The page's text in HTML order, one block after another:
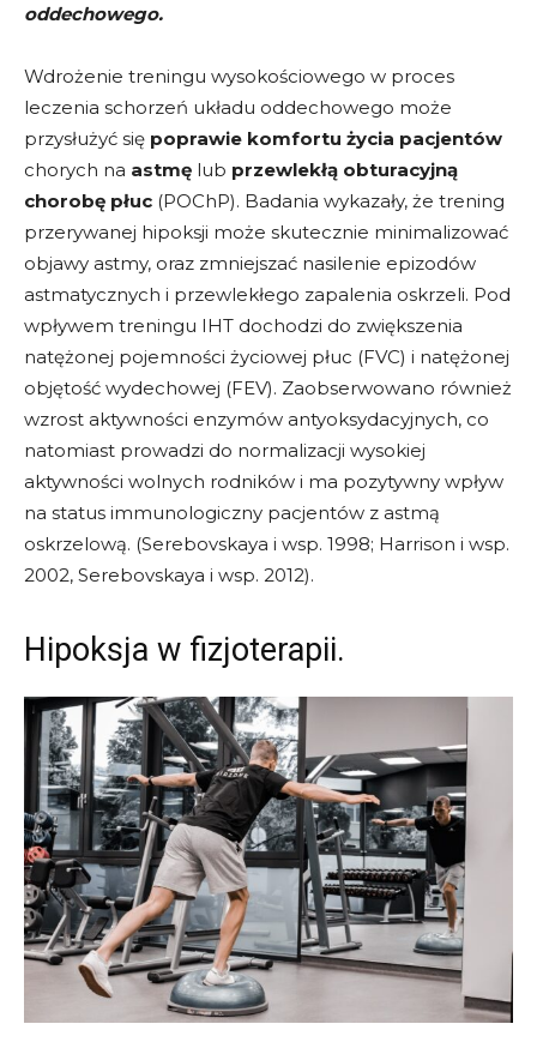
oddechowego.
Wdrożenie treningu wysokościowego w proces
leczenia schorzeń układu oddechowego może
przysłużyć się poprawie komfortu życia pacjentów
chorych na astmę lub przewlekłą obturacyjną
chorobę płuc (POChP). Badania wykazały, że trening
przerywanej hipoksji może skutecznie minimalizować
objawy astmy, oraz zmniejszać nasilenie epizodów
astmatycznych i przewlekłego zapalenia oskrzeli. Pod
wpływem treningu IHT dochodzi do zwiększenia
natężonej pojemności życiowej płuc (FVC) i natężonej
objętość wydechowej (FEV). Zaobserwowano również
wzrost aktywności enzymów antyoksydacyjnych, co
natomiast prowadzi do normalizacji wysokiej
aktywności wolnych rodników i ma pozytywny wpływ
na status immunologiczny pacjentów z astmą
oskrzelową. (Serebovskaya i wsp. 1998; Harrison i wsp.
2002, Serebovskaya i wsp. 2012).
Hipoksja w fizjoterapii.